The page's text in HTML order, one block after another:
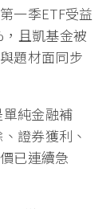
一季ETF受益
且凱基金被
題材面同步
純金融補
證券獲利、
已連續急